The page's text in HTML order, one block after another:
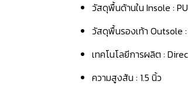
วัสดุพื้นด้านใน Insole :
วัสดุพื้นรองเท้า Outsole
เทคโนโลยีการผลิต :
ความสูงส้น : 1.5 นิ้ว